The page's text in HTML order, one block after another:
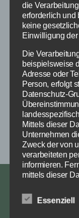
Datenschutz
die
erforderlich und
keine
Einwilligung
Die
beispielsweise
Adresse oder
Person, erfolgt
Datenschutz-
Mittels dieser
Unternehmen
Zweck der von
verarbeiteten
informieren.
mittels dieser
Wir haben als
Essenziell